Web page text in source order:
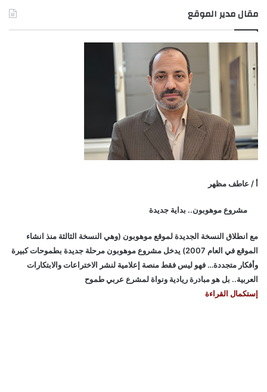
مقال مدير الموقع
أ / عاطف مظهر
مشروع موهوبون.. بداية جديدة
مع انطلاق النسخة الجديدة لموقع موهوبون (وهي النسخة الثالثة منذ انشاء
الموقع في العام 2007) يدخل مشروع موهوبون مرحلة جديدة بطموحات كبيرة
وأفكار متجددة… فهو ليس فقط منصة إعلامية لنشر الاختراعات والابتكارات
العربية.. بل هو مبادرة ريادية ونواة لمشرع عربي طموح
إستكمال القراءة